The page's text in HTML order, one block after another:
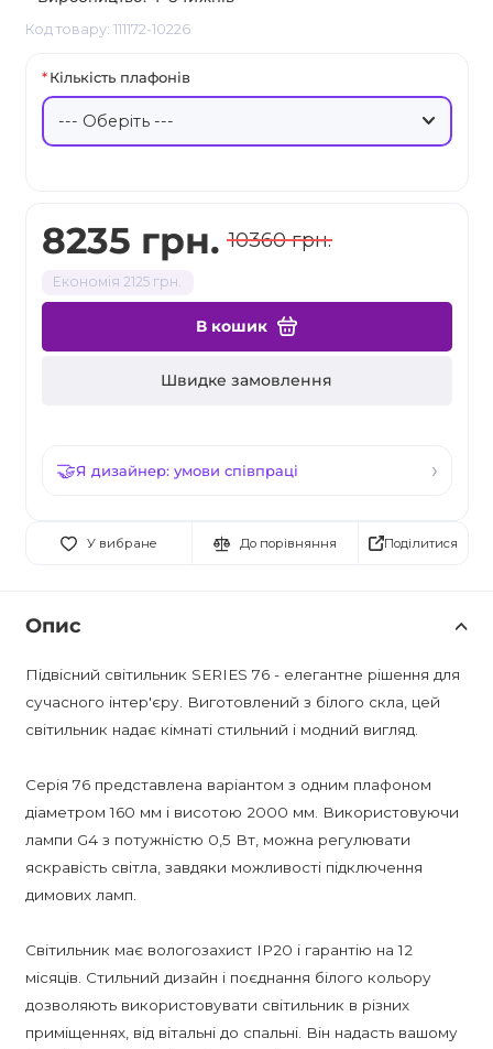
Код товару: 111172-10226
8235 грн. 10360 грн.
Економія 2125 грн.
В кошик
Швидке замовлення
Я дизайнер: умови співпраці
У вибране До порівняння
Кількість плафонів
Поділитися
Опис
Підвісний світильник SERIES 76 - елегантне рішення для
сучасного інтер'єру. Виготовлений з білого скла, цей
світильник надає кімнаті стильний і модний вигляд.
Серія 76 представлена варіантом з одним плафоном
діаметром 160 мм і висотою 2000 мм. Використовуючи
лампи G4 з потужністю 0,5 Вт, можна регулювати
яскравість світла, завдяки можливості підключення
димових ламп.
Світильник має вологозахист IP20 і гарантію на 12
місяців. Стильний дизайн і поєднання білого кольору
дозволяють використовувати світильник в різних
приміщеннях, від вітальні до спальні. Він надасть вашому